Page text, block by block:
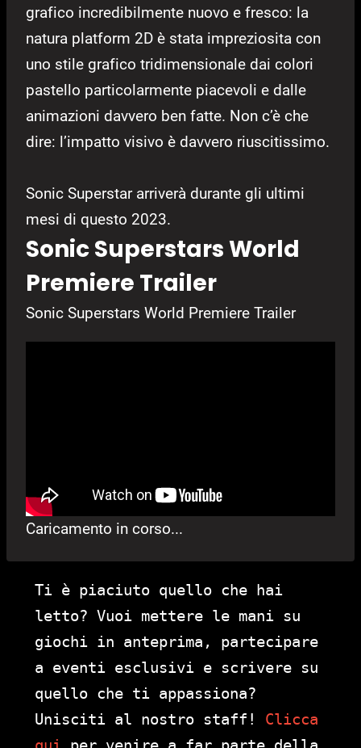
grafico incredibilmente nuovo e fresco: la
natura platform 2D è stata impreziosita con
uno stile grafico tridimensionale dai colori
pastello particolarmente piacevoli e dalle
animazioni davvero ben fatte. Non c’è che
dire: l’impatto visivo è davvero riuscitissimo.
Sonic Superstar arriverà durante gli ultimi
mesi di questo 2023.
Sonic Superstars World
Premiere Trailer
Sonic Superstars World Premiere Trailer
Caricamento in corso...
Ti è piaciuto quello che hai
letto? Vuoi mettere le mani su
giochi in anteprima, partecipare
a eventi esclusivi e scrivere su
quello che ti appassiona?
Unisciti al nostro staff! Clicca